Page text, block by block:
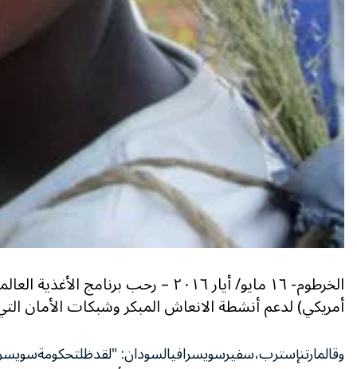
أمريكي) لدعم أنشطة الانعاش المبكر وشبكات الأمان
وقالمارتنإسترب،سفيرسويسرافيالسودان: "لقدظلتحكومة